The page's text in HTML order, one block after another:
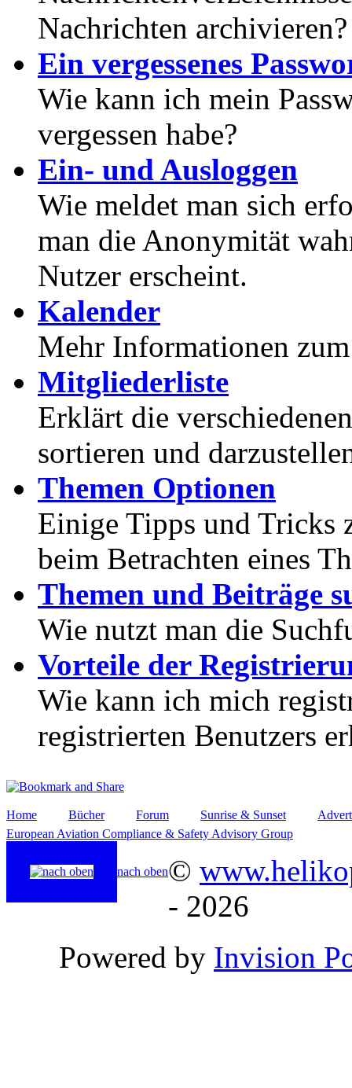
Nachrichten archivieren?
Ein vergessenes
Wie kann ich mein
vergessen habe?
Ein- und Ausloggen
Wie meldet man sich
man die Anonymität
Nutzer erscheint.
Kalender
Mehr Informationen
Mitgliederliste
Erklärt die
sortieren und
Themen Optionen
Einige Tipps und Tricks
beim Betrachten eines
Themen und Beiträge
Wie nutzt man die
Vorteile der
Wie kann ich mich
registrierten Benutzers
Home Bücher Forum Sunrise & Sunset
European Aviation Compliance & Safety Advisory Group
nach oben©
- 2026
Powered by Invision